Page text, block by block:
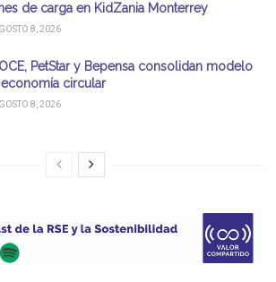
de carga en KidZania Monterrey
8, 2026
PetStar y Bepensa consolidan modelo
circular
8, 2026